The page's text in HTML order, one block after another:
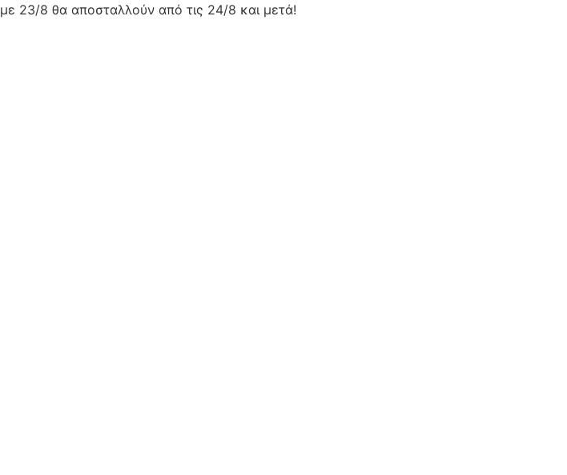
23/8 θα αποσταλλούν από τις 24/8 και μετά!